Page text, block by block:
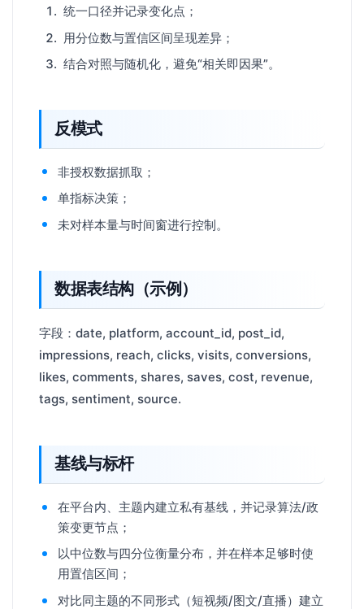
统一口径并记录变化点；
用分位数与置信区间呈现差异；
结合对照与随机化，避免“相关即因果”。
反模式
非授权数据抓取；
单指标决策；
未对样本量与时间窗进行控制。
数据表结构（示例）
字段：date, platform, account_id, post_id,
impressions, reach, clicks, visits, conversions,
likes, comments, shares, saves, cost, revenue,
tags, sentiment, source.
基线与标杆
在平台内、主题内建立私有基线，并记录算法/政
策变更节点；
以中位数与四分位衡量分布，并在样本足够时使
用置信区间；
对比同主题的不同形式（短视频/图文/直播）建立